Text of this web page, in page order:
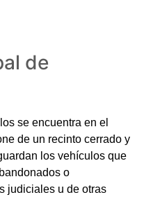
de
se encuentra en el
de un recinto cerrado y
los vehículos que
o
judiciales u de otras